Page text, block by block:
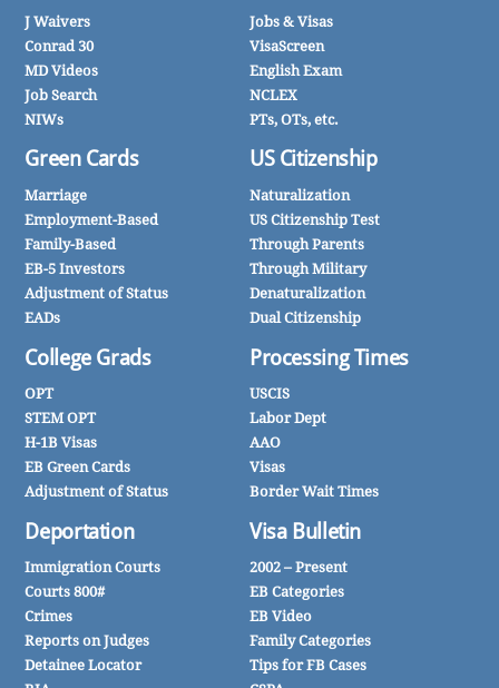
J Waivers
Conrad 30
MD Videos
Job Search
NIWs
Green Cards
Marriage
Employment-Based
Family-Based
EB-5 Investors
Adjustment of Status
EADs
College Grads
OPT
STEM OPT
H-1B Visas
EB Green Cards
Adjustment of Status
Deportation
Immigration Courts
Courts 800#
Crimes
Reports on Judges
Detainee Locator
Jobs & Visas
VisaScreen
English Exam
NCLEX
PTs, OTs, etc.
US Citizenship
Naturalization
US Citizenship Test
Through Parents
Through Military
Denaturalization
Dual Citizenship
Processing Times
USCIS
Labor Dept
AAO
Visas
Border Wait Times
Visa Bulletin
2002 – Present
EB Categories
EB Video
Family Categories
Tips for FB Cases